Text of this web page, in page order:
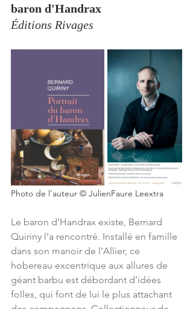
baron d'Handrax
Éditions Rivages
Photo de l'auteur © JulienFaure Leextra
Le baron d’Handrax existe, Bernard
Quiriny l’a rencontré. Installé en famille
dans son manoir de l’Allier, ce
hobereau excentrique aux allures de
géant barbu est débordant d’idées
folles, qui font de lui le plus attachant